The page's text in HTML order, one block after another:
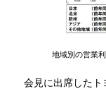
地域別の営業
会見に出席したト